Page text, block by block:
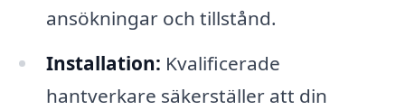
ansökningar och tillstånd.
Installation: Kvalificerade
hantverkare säkerställer att din